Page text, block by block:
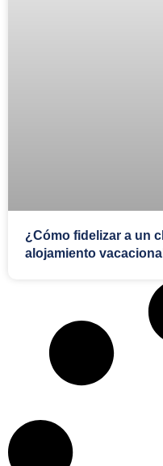
¿Cómo fidelizar a un
alojamiento